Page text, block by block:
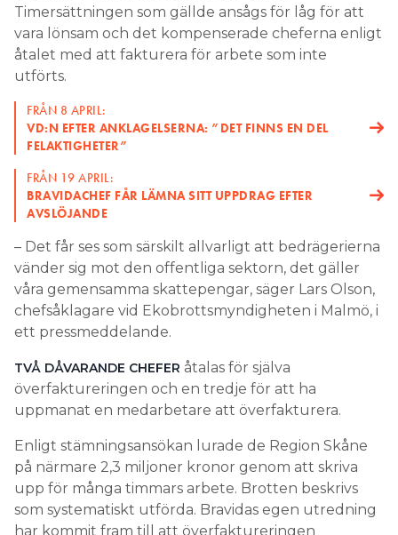
Timersättningen som gällde ansågs för låg för att
vara lönsam och det kompenserade cheferna enligt
åtalet med att fakturera för arbete som inte
utförts.
FRÅN 8 APRIL:
VD:N EFTER ANKLAGELSERNA: ”DET FINNS EN DEL
FELAKTIGHETER”
FRÅN 19 APRIL:
BRAVIDACHEF FÅR LÄMNA SITT UPPDRAG EFTER
AVSLÖJANDE
– Det får ses som särskilt allvarligt att bedrägerierna
vänder sig mot den offentliga sektorn, det gäller
våra gemensamma skattepengar, säger Lars Olson,
chefsåklagare vid Ekobrottsmyndigheten i Malmö, i
ett pressmeddelande.
TVÅ DÅVARANDE CHEFER åtalas för själva
överfaktureringen och en tredje för att ha
uppmanat en medarbetare att överfakturera.
Enligt stämningsansökan lurade de Region Skåne
på närmare 2,3 miljoner kronor genom att skriva
upp för många timmars arbete. Brotten beskrivs
som systematiskt utförda. Bravidas egen utredning
har kommit fram till att överfaktureringen